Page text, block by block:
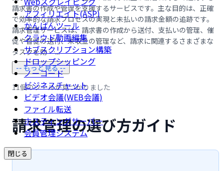
アフィリエイト(ASP)
かんばんツール
クラウド動画編集
サブスクリプション構築
ドロップシッピング
ノーコード
ビジネスチャット
ビデオ会議(WEB会議)
ファイル転送
ホスティングサーバー
会員管理システム
閉じる
請求書の作成や管理を支援するサービスです。主な目的は、正確
で効率的な請求プロセスの実現と未払いの請求金額の追跡です。
請求管理サービスは、請求書の作成から送付、支払いの管理、催
促や督促の送付、未収金の管理など、請求に関連するさまざまな
タスクを効 …...
-- もっと見る --
11個のツールが見つかりました
請求管理の選び方ガイド